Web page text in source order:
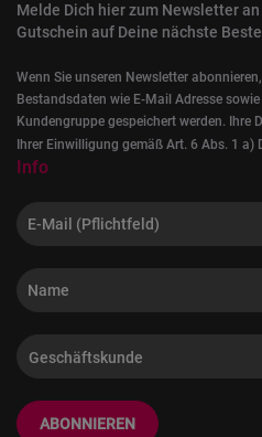
Melde Dich hier zum Newsletter
Gutschein auf Deine nächste
Wenn Sie unseren Newsletter
Bestandsdaten wie E-Mail Adresse
Kundengruppe gespeichert werden. Ihre
Ihrer Einwilligung gemäß Art. 6 Abs. 1 a)
Info
ABONNIEREN